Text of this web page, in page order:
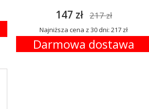
147 zł 217 zł
Najniższa cena z 30 dni: 217 zł
Darmowa dostawa